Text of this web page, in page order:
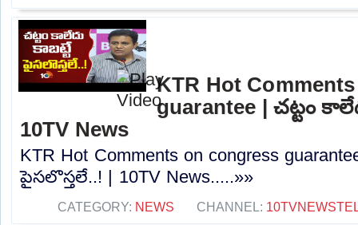
KTR Hot
guarantee | చట్టం
10TV News
KTR Hot Comments on congress
పైసలొస్తలే..! | 10TV News.....»»
CATEGORY: NEWS CHANNEL: